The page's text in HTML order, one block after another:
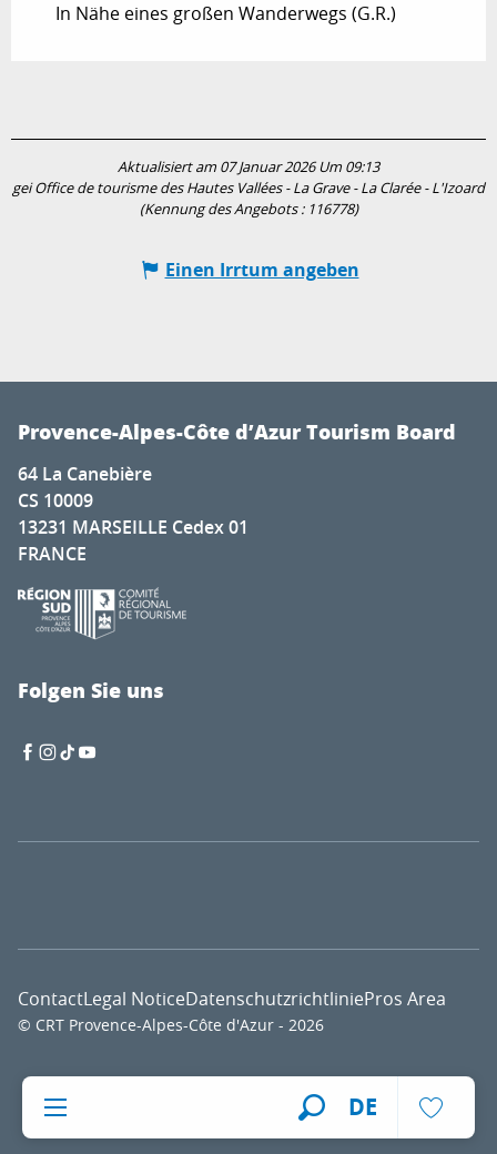
Suche
DE
In Nähe eines großen Wanderwegs (G.R.)
Aktualisiert am 07 Januar 2026 Um 09:13
gei Office de tourisme des Hautes Vallées - La Grave - La Clarée - L'Izoard
(Kennung des Angebots : 116778)
Einen Irrtum angeben
Provence-Alpes-Côte d’Azur Tourism Board
64 La Canebière
CS 10009
13231 MARSEILLE Cedex 01
FRANCE
Folgen Sie uns
© CRT Provence-Alpes-Côte d'Azur - 2026
ContactLegal NoticeDatenschutzrichtliniePros Area